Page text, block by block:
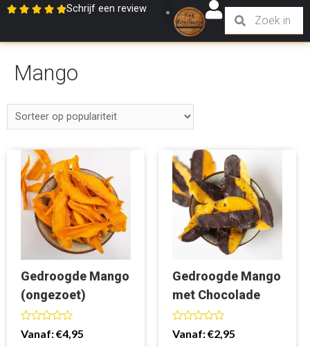
Schrijf een review
Mango
Gedroogde Mango
(ongezoet)
Waardering
0
Vanaf:€4,95
Gedroogde Mango
met Chocolade
Waardering
0
Vanaf:€2,95